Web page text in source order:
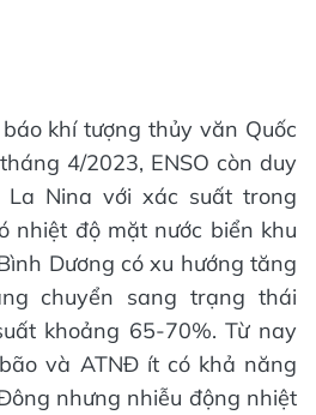
khí tượng thủy văn Quốc
4/2023, ENSO còn duy
Nina với xác suất trong
nhiệt độ mặt nước biển khu
Dương có xu hướng tăng
chuyển sang trạng thái
khoảng 65-70%. Từ nay
và ATNĐ ít có khả năng
nhưng nhiễu động nhiệt